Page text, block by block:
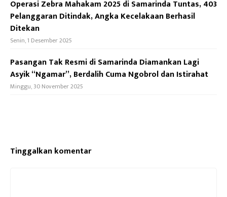
Operasi Zebra Mahakam 2025 di Samarinda Tuntas, 403
Pelanggaran Ditindak, Angka Kecelakaan Berhasil
Ditekan
Senin, 1 Desember 2025
Pasangan Tak Resmi di Samarinda Diamankan Lagi
Asyik “Ngamar”, Berdalih Cuma Ngobrol dan Istirahat
Minggu, 30 November 2025
Tinggalkan komentar